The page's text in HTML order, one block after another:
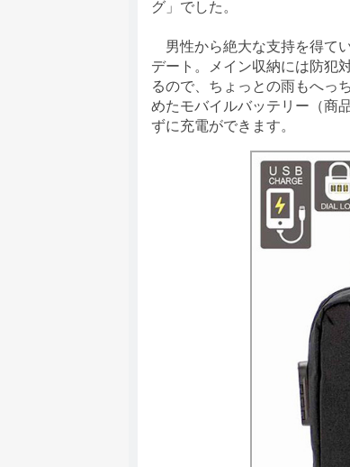
グ」でした。
男性から絶大な支持を得て
デート。メイン収納には防犯
るので、ちょっとの雨もへっ
めたモバイルバッテリー（商
ずに充電ができます。